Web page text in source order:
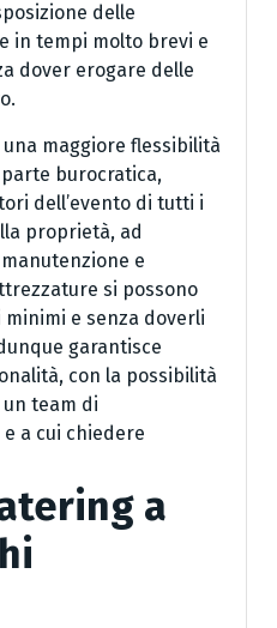
delle
in tempi molto brevi e
dover erogare delle
maggiore flessibilità
burocratica,
dell’evento di tutti i
proprietà, ad
e
si possono
e senza doverli
garantisce
con la possibilità
team di
a cui chiedere
a